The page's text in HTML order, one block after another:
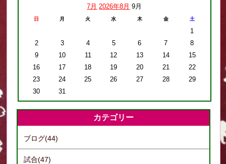
7月 2026年8月 9月
日 月 火 水 木 金 土
1
2
3 4 5 6 7
8
9
10 11 12 13 14
15
16
17 18 19 20 21
22
23
24 25 26 27 28
29
30
31
カテゴリー
ブログ(44)
試合(47)